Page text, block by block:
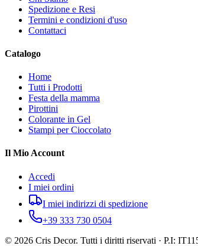
Spedizione e Resi
Termini e condizioni d'uso
Contattaci
Catalogo
Home
Tutti i Prodotti
Festa della mamma
Pirottini
Colorante in Gel
Stampi per Cioccolato
Il Mio Account
Accedi
I miei ordini
I miei indirizzi di spedizione
+39 333 730 0504
© 2026 Cris Decor. Tutti i diritti riservati · P.I: